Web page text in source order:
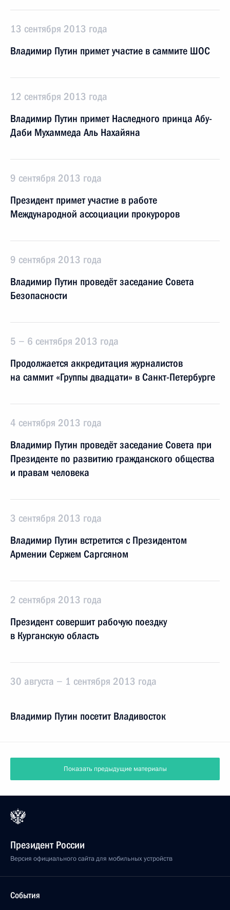
13 сентября 2013 года
Владимир Путин примет участие в саммите ШОС
12 сентября 2013 года
Владимир Путин примет Наследного принца Абу-
Даби Мухаммеда Аль Нахайяна
9 сентября 2013 года
Президент примет участие в работе
Международной ассоциации прокуроров
9 сентября 2013 года
Владимир Путин проведёт заседание Совета
Безопасности
5 − 6 сентября 2013 года
Продолжается аккредитация журналистов
на саммит «Группы двадцати» в Санкт-Петербурге
4 сентября 2013 года
Владимир Путин проведёт заседание Совета при
Президенте по развитию гражданского общества
и правам человека
3 сентября 2013 года
Владимир Путин встретится с Президентом
Армении Сержем Саргсяном
2 сентября 2013 года
Президент совершит рабочую поездку
в Курганскую область
30 августа − 1 сентября 2013 года
Владимир Путин посетит Владивосток
Показать предыдущие материалы
Президент России
Версия официального сайта для мобильных устройств
События